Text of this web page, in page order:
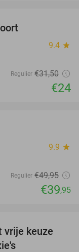
9.4 star
Regulier €31,50
€24
9.9 star
Regulier €49,95
€39,95
15%
vrije keuze